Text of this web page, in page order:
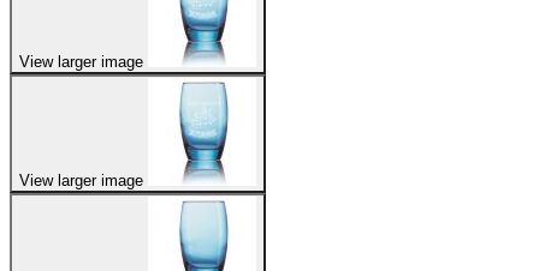
View larger image
View larger image